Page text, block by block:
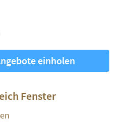
einholen
Fenster